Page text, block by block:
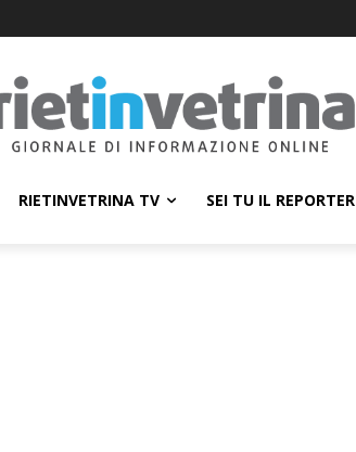
RIETINVETRINA TV SEI TU IL REPORTER